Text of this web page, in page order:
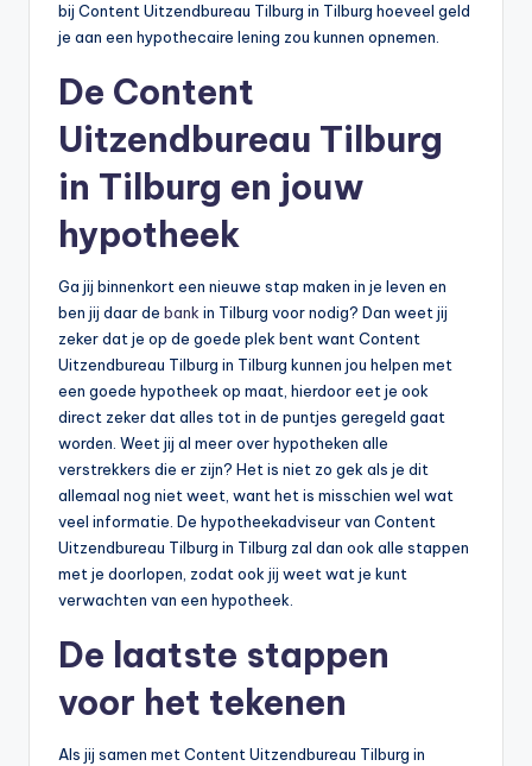
bij Content Uitzendbureau Tilburg in Tilburg hoeveel geld
je aan een hypothecaire lening zou kunnen opnemen.
De Content
Uitzendbureau Tilburg
in Tilburg en jouw
hypotheek
Ga jij binnenkort een nieuwe stap maken in je leven en
ben jij daar de bank in Tilburg voor nodig? Dan weet jij
zeker dat je op de goede plek bent want Content
Uitzendbureau Tilburg in Tilburg kunnen jou helpen met
een goede hypotheek op maat, hierdoor eet je ook
direct zeker dat alles tot in de puntjes geregeld gaat
worden. Weet jij al meer over hypotheken alle
verstrekkers die er zijn? Het is niet zo gek als je dit
allemaal nog niet weet, want het is misschien wel wat
veel informatie. De hypotheekadviseur van Content
Uitzendbureau Tilburg in Tilburg zal dan ook alle stappen
met je doorlopen, zodat ook jij weet wat je kunt
verwachten van een hypotheek.
De laatste stappen
voor het tekenen
Als jij samen met Content Uitzendbureau Tilburg in